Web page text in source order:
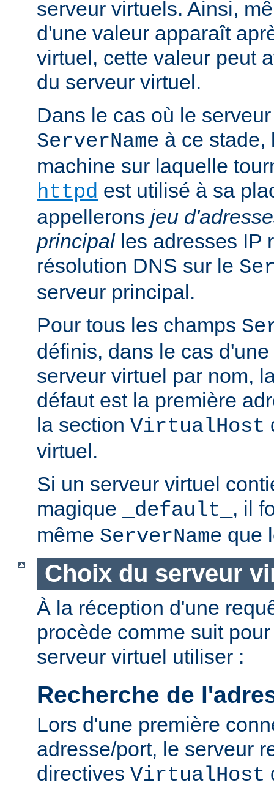
serveur virtuels. Ainsi,
d'une valeur apparaît
virtuel, cette valeur peut
du serveur virtuel.
Dans le cas où le
ServerName à ce stade,
machine sur laquelle
httpd est utilisé à sa
appellerons jeu
principalles adresses IP
résolution DNS sur le
serveur principal.
Pour tous les champs
définis, dans le cas
serveur virtuel par nom,
défaut est la première
la section VirtualHost
virtuel.
Si un serveur virtuel
magique
_default_ , il
même ServerName que
Choix du serveur
À la réception d'une
procède comme suit
serveur virtuel utiliser :
Recherche de
Lors d'une première
adresse/port, le serveur
directives VirtualHost